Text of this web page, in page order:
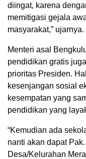
diingat, karena
memitigasi gejala
masyarakat,” ujarnya.
Menteri asal
pendidikan gratis
prioritas Presiden.
kesenjangan sosial
kesempatan yang
pendidikan yang
“Kemudian ada
nanti akan dapat
Desa/Kelurahan